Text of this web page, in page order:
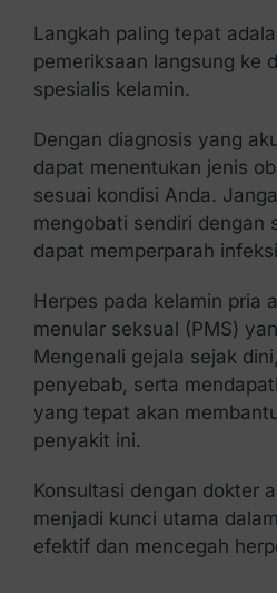
Langkah paling tepat
pemeriksaan langsung ke
spesialis kelamin.
Dengan diagnosis yang
dapat menentukan jenis
sesuai kondisi Anda.
mengobati sendiri dengan
dapat memperparah
Herpes pada kelamin pria
menular seksual (PMS)
Mengenali gejala sejak
penyebab, serta
yang tepat akan
penyakit ini.
Konsultasi dengan dokter
menjadi kunci utama
efektif dan mencegah